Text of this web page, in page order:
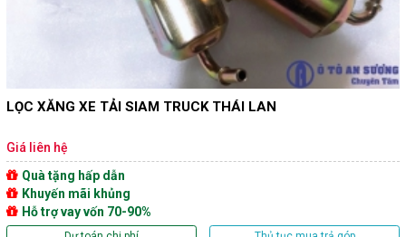
LỌC XĂNG XE TẢI SIAM TRUCK THÁI LAN
Giá liên hệ
Quà tặng hấp dẫn
Khuyến mãi khủng
Hỗ trợ vay vốn 70-90%